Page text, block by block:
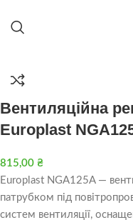
Вентиляційна
Europlast
815,00 ₴
Europlast NGA125A —
патрубком під
систем вентиляції,